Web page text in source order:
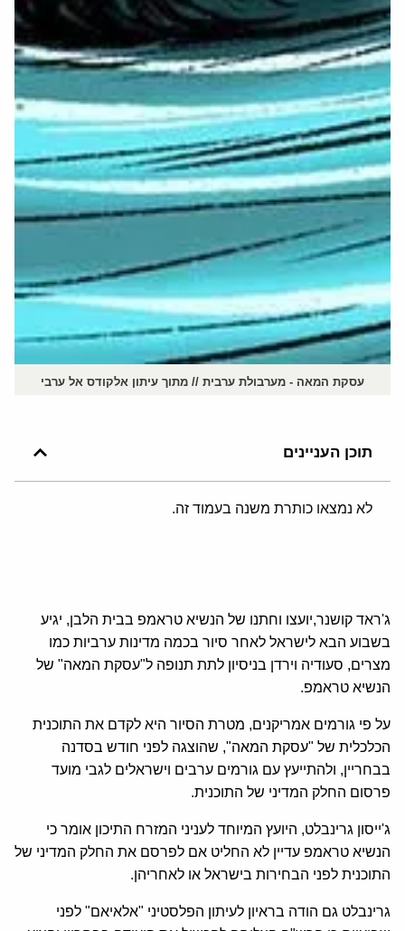
עסקת המאה - מערבולת ערבית // מתוך עיתון אלקודס אל ערבי
תוכן העניינים
לא נמצאו כותרת משנה בעמוד זה.
ג'ראד קושנר,יועצו וחתנו של הנשיא טראמפ בבית הלבן, יגיע
בשבוע הבא לישראל לאחר סיור בכמה מדינות ערביות כמו
מצרים, סעודיה וירדן בניסיון לתת תנופה ל"עסקת המאה" של
הנשיא טראמפ.
על פי גורמים אמריקנים, מטרת הסיור היא לקדם את התוכנית
הכלכלית של "עסקת המאה", שהוצגה לפני חודש בסדנה
בבחריין, ולהתייעץ עם גורמים ערבים וישראלים לגבי מועד
פרסום החלק המדיני של התוכנית.
ג'ייסון גרינבלט, היועץ המיוחד לעניני המזרח התיכון אומר כי
הנשיא טראמפ עדיין לא החליט אם לפרסם את החלק המדיני של
התוכנית לפני הבחירות בישראל או לאחריהן.
גרינבלט גם הודה בראיון לעיתון הפלסטיני "אלאיאם" לפני